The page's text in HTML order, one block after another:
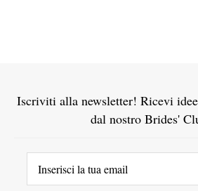
Iscriviti alla newsletter! Ricevi
dal nostro Brides'